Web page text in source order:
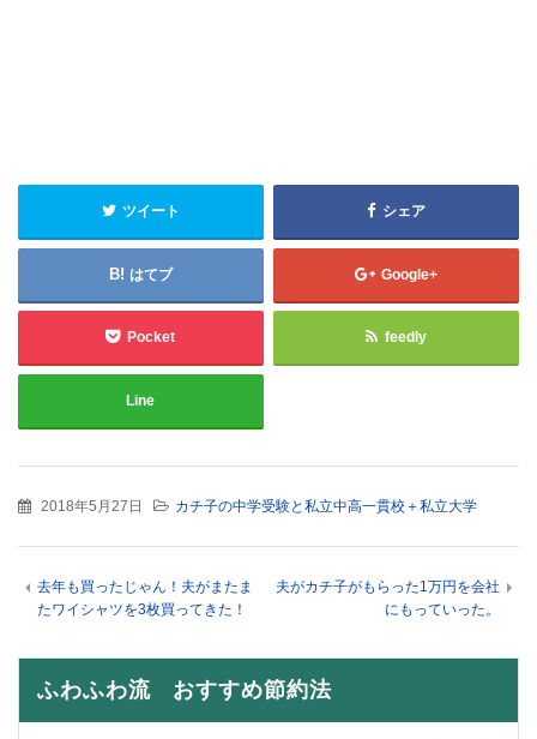
ツイート シェア
はてブ Google+
Pocket feedly
Line
2018年5月27日 カチ子の中学受験と私立中高一貫校＋私立大学
去年も買ったじゃん！夫がまたま
たワイシャツを3枚買ってきた！
夫がカチ子がもらった1万円を会社
にもっていった。
ふわふわ流 おすすめ節約法